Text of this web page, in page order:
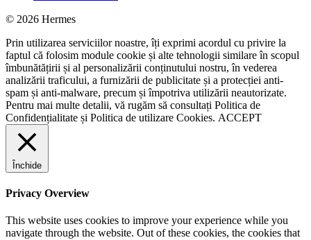
© 2026 Hermes
Prin utilizarea serviciilor noastre, îți exprimi acordul cu privire la
faptul că folosim module cookie și alte tehnologii similare în scopul
îmbunătățirii și al personalizării conținutului nostru, în vederea
analizării traficului, a furnizării de publicitate și a protecției anti-
spam și anti-malware, precum și împotriva utilizării neautorizate.
Pentru mai multe detalii, vă rugăm să consultați Politica de
Confidențialitate și Politica de utilizare Cookies. ACCEPT
Închide
Privacy Overview
This website uses cookies to improve your experience while you
navigate through the website. Out of these cookies, the cookies that